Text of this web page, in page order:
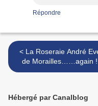
Répondre
< La Roseraie André Eve
de Morailles……again !
Hébergé par Canalblog